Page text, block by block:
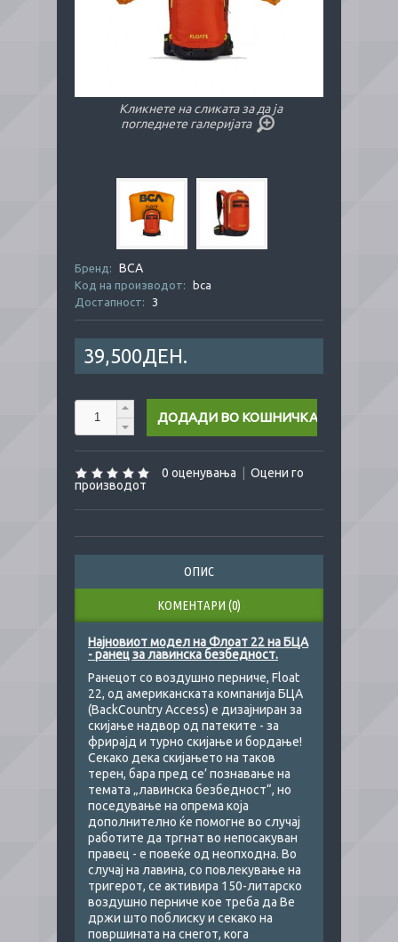
Кликнете на сликата за да ја
погледнете галеријата
Бренд: BCA
Код на производот:
bca
Достапност:
3
39,500ДЕН.
0 оценувања
Оцени го
производот
ОПИС
КОМЕНТАРИ (0)
Најновиот модел на Флоат 22 на БЦА
- ранец за лавинска безбедност.
Ранецот со воздушно перниче, Float
22, од американската компанија БЦА
(BackCountry Access) е дизајниран за
скијање надвор од патеките - за
фрирајд и турно скијање и бордање!
Секако дека скијањето на таков
терен, бара пред се’ познавање на
темата „лавинска безбедност“, но
поседување на опрема која
дополнително ќе помогне во случај
работите да тргнат во непосакуван
правец - е повеќе од неопходна. Во
случај на лавина, со повлекување на
тригерот, се активира 150-литарско
воздушно перниче кое треба да Ве
држи што поблиску и секако на
површината на снегот, кога